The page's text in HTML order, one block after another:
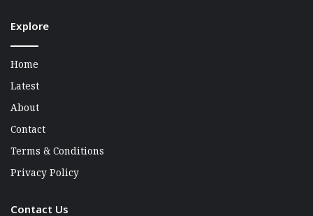
Explore
Home
Latest
About
Contact
Terms & Conditions
Privacy Policy
Contact Us